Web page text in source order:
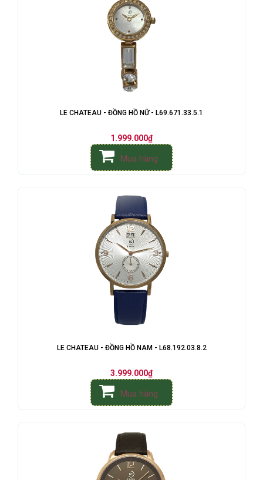
LE CHATEAU - ĐỒNG HỒ NỮ - L69.671.33.5.1
1.999.000₫
Mua hàng
LE CHATEAU - ĐỒNG HỒ NAM - L68.192.03.8.2
3.999.000₫
Mua hàng